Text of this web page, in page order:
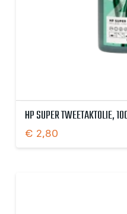
HP SUPER TWEETAKTOLIE,
€ 2,80